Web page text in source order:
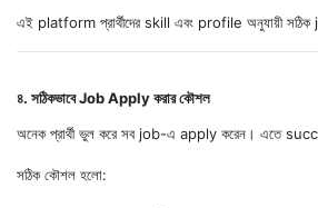
এই platform প্রার্থীদের skill এবং profile অনুযায়ী সঠিক
৪. সঠিকভাবে Job Apply করার কৌশল
অনেক প্রার্থী ভুল করে সব job-এ apply করেন। এতে
সঠিক কৌশল হলো: